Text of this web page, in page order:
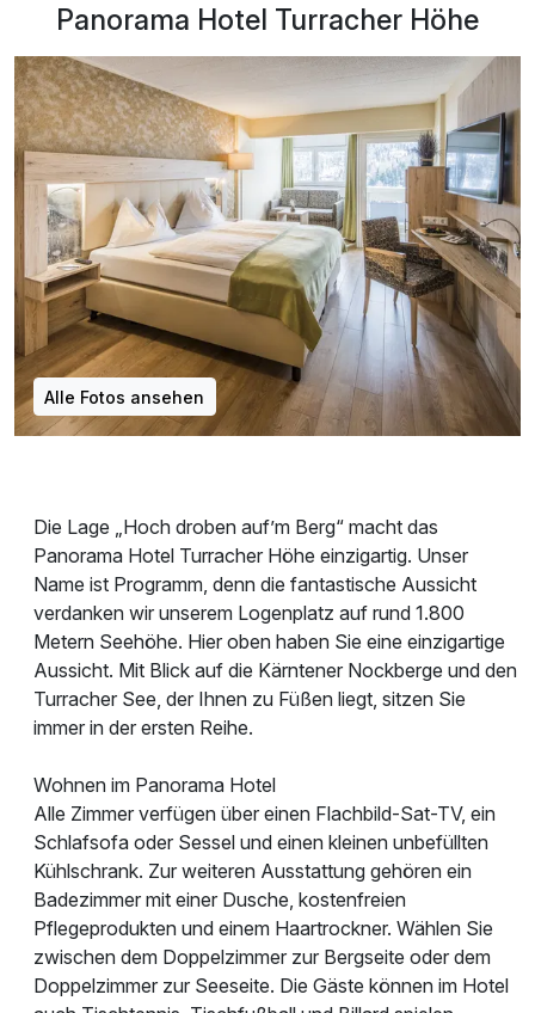
Panorama Hotel Turracher Höhe
Alle Fotos ansehen
Die Lage „Hoch droben auf’m Berg“ macht das
Panorama Hotel Turracher Höhe einzigartig. Unser
Name ist Programm, denn die fantastische Aussicht
verdanken wir unserem Logenplatz auf rund 1.800
Metern Seehöhe. Hier oben haben Sie eine einzigartige
Aussicht. Mit Blick auf die Kärntener Nockberge und den
Turracher See, der Ihnen zu Füßen liegt, sitzen Sie
immer in der ersten Reihe.
Wohnen im Panorama Hotel
Alle Zimmer verfügen über einen Flachbild-Sat-TV, ein
Schlafsofa oder Sessel und einen kleinen unbefüllten
Kühlschrank. Zur weiteren Ausstattung gehören ein
Badezimmer mit einer Dusche, kostenfreien
Pflegeprodukten und einem Haartrockner. Wählen Sie
zwischen dem Doppelzimmer zur Bergseite oder dem
Doppelzimmer zur Seeseite. Die Gäste können im Hotel